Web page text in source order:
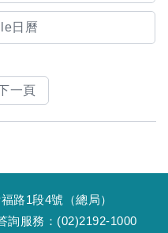
日曆
一頁
路1段4號（總局）
詢服務：(02)2192-1000